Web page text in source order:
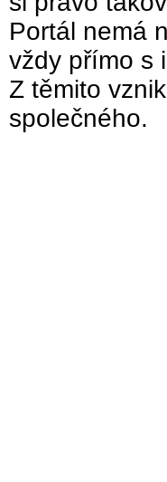
Portál nemá
vždy přímo s
Z těmito
společného.